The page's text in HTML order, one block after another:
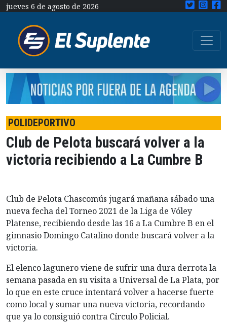
jueves 6 de agosto de 2026
POLIDEPORTIVO
Club de Pelota buscará volver a la
victoria recibiendo a La Cumbre B
Club de Pelota Chascomús jugará mañana sábado una
nueva fecha del Torneo 2021 de la Liga de Vóley
Platense, recibiendo desde las 16 a La Cumbre B en el
gimnasio Domingo Catalino donde buscará volver a la
victoria.
El elenco lagunero viene de sufrir una dura derrota la
semana pasada en su visita a Universal de La Plata, por
lo que en este cruce intentará volver a hacerse fuerte
como local y sumar una nueva victoria, recordando
que ya lo consiguió contra Círculo Policial.